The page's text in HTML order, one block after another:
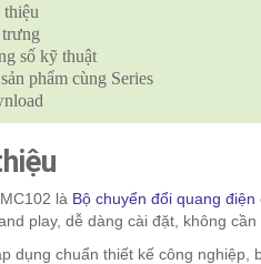
số kỹ thuật
phẩm cùng Series
là Bộ chuyển đổi quang điện
play, dễ dàng cài đặt, không
dụng chuẩn thiết kế công